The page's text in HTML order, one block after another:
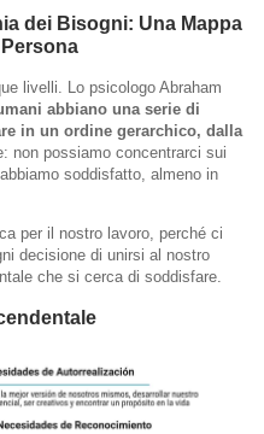
dei Bisogni: Una Mappa
livelli. Lo psicologo Abraham
abbiano una serie di
in un ordine gerarchico, dalla
non possiamo concentrarci sui
soddisfatto, almeno in
per il nostro lavoro, perché ci
decisione di unirsi al nostro
che si cerca di soddisfare.